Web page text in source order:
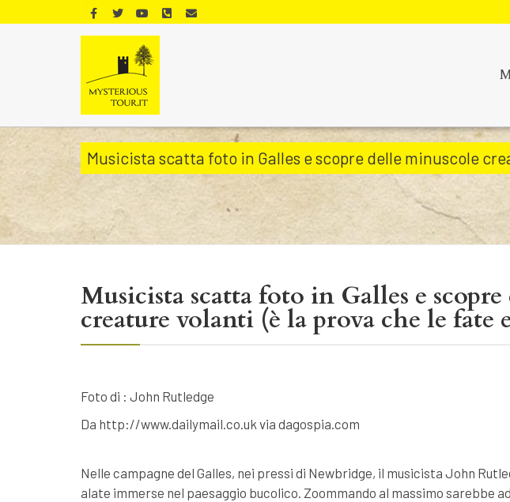
Musicista scatta foto in Galles e scopre delle minuscole
Musicista scatta foto in Galles e
creature volanti (è la prova che le fate
Foto di : John Rutledge
Da http://www.dailymail.co.uk via dagospia.com
Nelle campagne del Galles, nei pressi di Newbridge, il musicista John
alate immerse nel paesaggio bucolico. Zoommando al massimo sarebbe